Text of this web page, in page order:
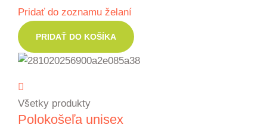
2,72 €
Pridať do zoznamu želaní
PRIDAŤ DO KOŠÍKA
Všetky produkty
Polokošeľa unisex